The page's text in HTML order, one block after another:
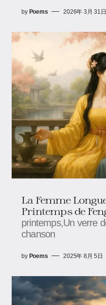
by Poems 2026年 3月 31日
La Femme
Printemps de
printemps,Un verre
chanson
by Poems 2025年 8月 5日